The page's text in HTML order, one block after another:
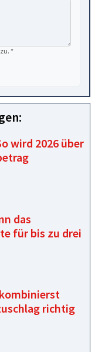
zu. *
wird 2026 über
das
für bis zu drei
richtig